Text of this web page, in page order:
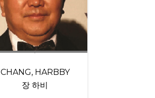
CHANG, HARBBY
장 하비